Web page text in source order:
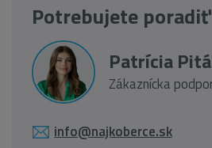
Potrebujete
Patrícia
Zákaznícka
info@najkoberce.sk